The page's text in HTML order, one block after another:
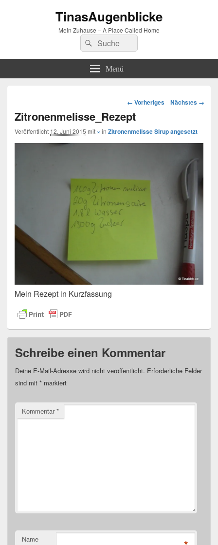
TinasAugenblicke
Mein Zuhause – A Place Called Home
Suchen
nach:
Suchen
Menü
Bilder-
Navigation
← Vorheriges Nächstes →
Zitronenmelisse_Rezept
Veröffentlicht 12. Juni 2015 mit × in Zitronenmelisse Sirup angesetzt
Mein Rezept in Kurzfassung
Schreibe einen Kommentar
Deine E-Mail-Adresse wird nicht veröffentlicht. Erforderliche Felder
sind mit * markiert
Kommentar*
Name